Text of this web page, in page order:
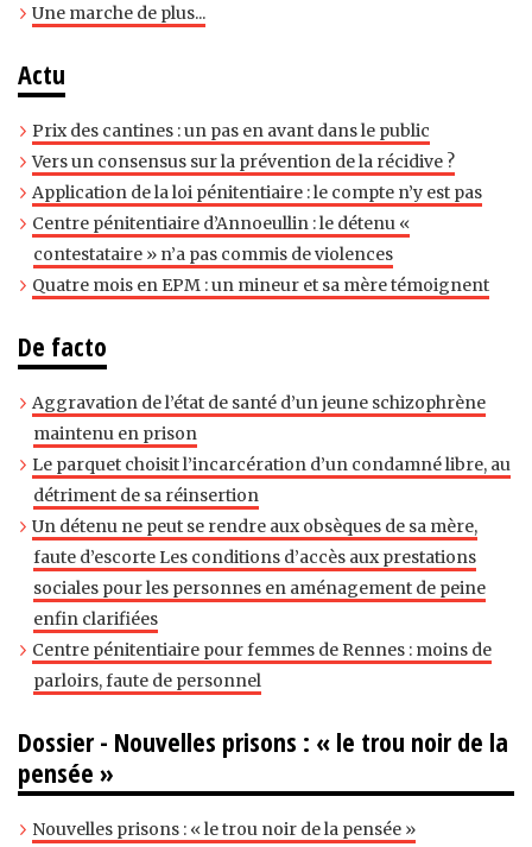
Une marche de plus...
Actu
Prix des cantines : un pas en avant dans le public
Vers un consensus sur la prévention de la récidive ?
Application de la loi pénitentiaire : le compte n’y est pas
Centre pénitentiaire d’Annoeullin : le détenu «
contestataire » n’a pas commis de violences
Quatre mois en EPM : un mineur et sa mère témoignent
De facto
Aggravation de l’état de santé d’un jeune schizophrène
maintenu en prison
Le parquet choisit l’incarcération d’un condamné libre, au
détriment de sa réinsertion
Un détenu ne peut se rendre aux obsèques de sa mère,
faute d’escorte Les conditions d’accès aux prestations
sociales pour les personnes en aménagement de peine
enfin clarifiées
Centre pénitentiaire pour femmes de Rennes : moins de
parloirs, faute de personnel
Dossier - Nouvelles prisons : « le trou noir de la
pensée »
Nouvelles prisons : « le trou noir de la pensée »